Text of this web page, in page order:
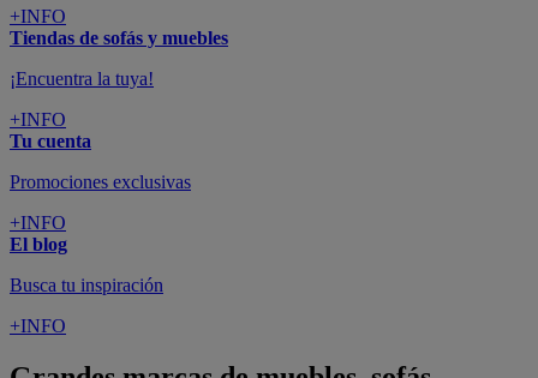
+INFO
Tiendas de sofás y muebles
¡Encuentra la tuya!
+INFO
Tu cuenta
Promociones exclusivas
+INFO
El blog
Busca tu inspiración
+INFO